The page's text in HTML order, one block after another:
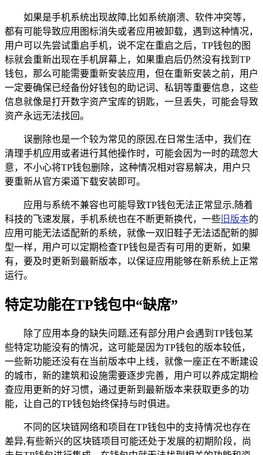
如果是手机系统出现故障,比如系统崩溃、软件冲突等，
都有可能导致应用图标消失或者应用被卸载，遇到这种情况，
用户可以先尝试重启手机，说不定在重启之后，TP钱包的图
标就会重新出现在手机屏幕上，如果重启后仍然没有找到TP
钱包，那么可能需要重新安装应用，但在重新安装之前，用户
一定要确保已经备份好钱包的助记词、私钥等重要信息，这些
信息就像是打开数字资产宝库的钥匙，一旦丢失，可能会导致
资产永远无法找回。
误删除也是一个较为常见的原因,在日常生活中，我们在
清理手机应用或者进行其他操作时，可能会因为一时的疏忽大
意，不小心将TP钱包删除，这种情况相对容易解决，用户只
要重新从官方渠道下载安装即可。
应用与系统不兼容也可能导致TP钱包无法正常显示,随着
科技的飞速发展，手机系统也在不断更新换代，一些 旧版本的
应用可能无法适配新的系统，就像一双旧鞋子无法适配新的脚
型一样，用户可以定期检查TP钱包是否有可用的更新，如果
有，要及时更新到最新版本，以保证应用能够在新系统上正常
运行。
特定功能在TP钱包中“缺席”
除了应用本身的缺失问题,还有部分用户会遇到TP钱包某
些特定功能没有的情况，这可能是因为TP钱包的版本较低，
一些新功能还没有在当前版本中上线，就像一座正在不断建设
的城市，新的建筑和设施需要逐步完善，用户可以养成定期检
查应用更新的好习惯，通过更新到最新版本来获取更多的功
能，让自己的TP钱包始终保持与时俱进。
不同的区块链网络和项目在TP钱包中的支持情况也存在
差异,有些新兴的区块链项目可能还处于发展的初期阶段，尚